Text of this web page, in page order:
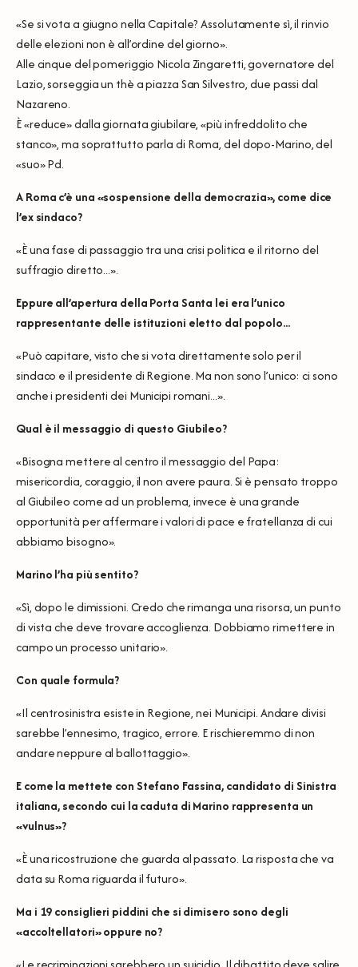
«Se si vota a giugno nella Capitale? Assolutamente sì, il rinvio
delle elezioni non è all’ordine del giorno».
Alle cinque del pomeriggio Nicola Zingaretti, governatore del
Lazio, sorseggia un thè a piazza San Silvestro, due passi dal
Nazareno.
È «reduce» dalla giornata giubilare, «più infreddolito che
stanco», ma soprattutto parla di Roma, del dopo-Marino, del
«suo» Pd.
A Roma c’è una «sospensione della democrazia», come dice
l’ex sindaco?
«È una fase di passaggio tra una crisi politica e il ritorno del
suffragio diretto...».
Eppure all’apertura della Porta Santa lei era l’unico
rappresentante delle istituzioni eletto dal popolo...
«Può capitare, visto che si vota direttamente solo per il
sindaco e il presidente di Regione. Ma non sono l’unico: ci sono
anche i presidenti dei Municipi romani...».
Qual è il messaggio di questo Giubileo?
«Bisogna mettere al centro il messaggio del Papa:
misericordia, coraggio, il non avere paura. Si è pensato troppo
al Giubileo come ad un problema, invece è una grande
opportunità per affermare i valori di pace e fratellanza di cui
abbiamo bisogno».
Marino l’ha più sentito?
«Sì, dopo le dimissioni. Credo che rimanga una risorsa, un punto
di vista che deve trovare accoglienza. Dobbiamo rimettere in
campo un processo unitario».
Con quale formula?
«Il centrosinistra esiste in Regione, nei Municipi. Andare divisi
sarebbe l’ennesimo, tragico, errore. E rischieremmo di non
andare neppure al ballottaggio».
E come la mettete con Stefano Fassina, candidato di Sinistra
italiana, secondo cui la caduta di Marino rappresenta un
«vulnus»?
«È una ricostruzione che guarda al passato. La risposta che va
data su Roma riguarda il futuro».
Ma i 19 consiglieri piddini che si dimisero sono degli
«accoltellatori» oppure no?